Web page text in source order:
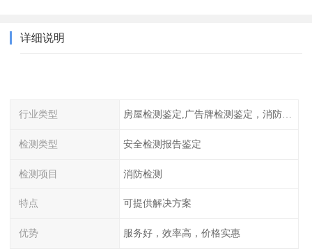
详细说明
行业类型 房屋检测鉴定,广告牌检测鉴定，消防检测
检测类型 安全检测报告鉴定
检测项目 消防检测
特点 可提供解决方案
优势 服务好，效率高，价格实惠